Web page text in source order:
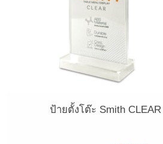
ป้ายตั้งโต๊ะ Smith